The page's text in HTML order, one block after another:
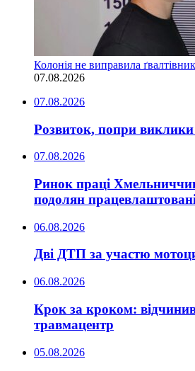
Колонія не виправила
07.08.2026
07.08.2026
Розвиток, попри виклики
07.08.2026
Ринок праці
подолян працевлаштовані
06.08.2026
Дві ДТП за участю
06.08.2026
Крок за кроком:
травмацентр
05.08.2026